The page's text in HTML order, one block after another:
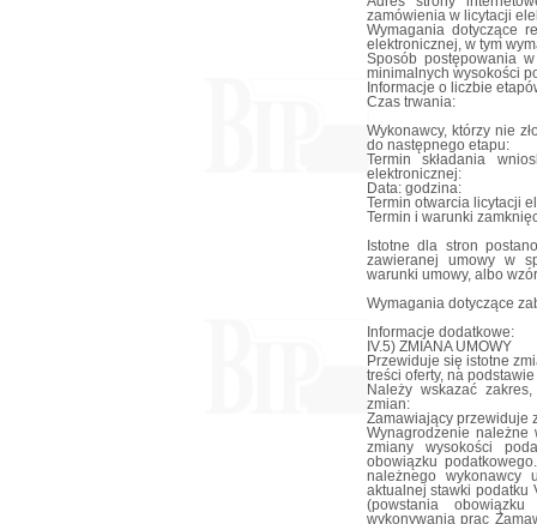
zamówienia w licytacji
Wymagania dotyczące
elektronicznej, w tym
Sposób postępowania
minimalnych wysokości
Informacje o liczbie
Czas trwania:
Wykonawcy, którzy nie
do następnego etapu:
Termin składania
elektronicznej:
Data: godzina:
Termin otwarcia licytacji
Termin i warunki
Istotne dla stron
zawieranej umowy w
warunki umowy, albo
Wymagania dotyczące
Informacje dodatkowe:
IV.5) ZMIANA UMOWY
Przewiduje się istotne
treści oferty, na
Należy wskazać
zmian:
Zamawiający przewiduje
Wynagrodzenie należne
zmiany wysokości
obowiązku
należnego wykonawcy
aktualnej stawki podatku
(powstania
wykonywania prac